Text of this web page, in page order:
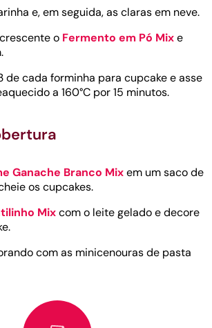
e, em seguida, as claras em neve.
o Fermento em Pó Mixe
de cada forminha para cupcake e asse
a 160°C por 15 minutos.
Ganache Branco Mixem um saco de
os cupcakes.
Mixcom o leite gelado e decore
com as minicenouras de pasta